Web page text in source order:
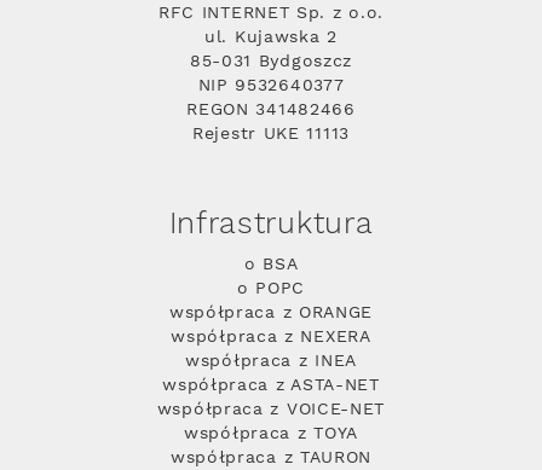
RFC INTERNET Sp. z o.o.
ul. Kujawska 2
85-031 Bydgoszcz
NIP 9532640377
REGON 341482466
Rejestr UKE 11113
Infrastruktura
o BSA
o POPC
współpraca z ORANGE
współpraca z NEXERA
współpraca z INEA
współpraca z ASTA-NET
współpraca z VOICE-NET
współpraca z TOYA
współpraca z TAURON